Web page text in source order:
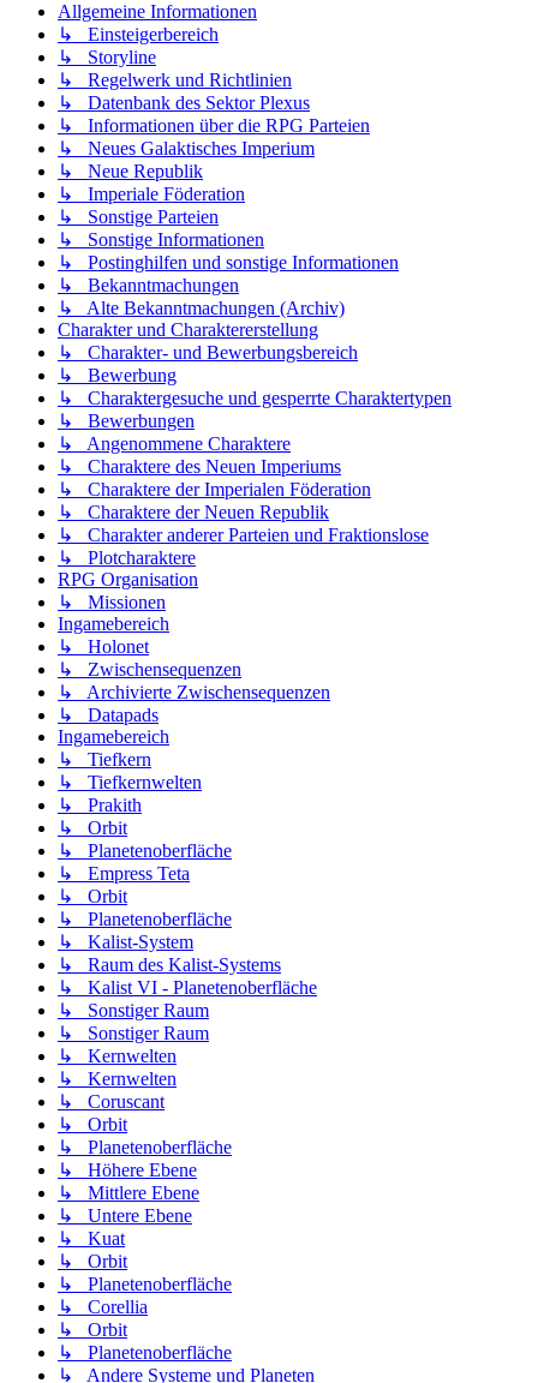
Allgemeine Informationen
↳ Einsteigerbereich
↳ Storyline
↳ Regelwerk und Richtlinien
↳ Datenbank des Sektor Plexus
↳ Informationen über die RPG Parteien
↳ Neues Galaktisches Imperium
↳ Neue Republik
↳ Imperiale Föderation
↳ Sonstige Parteien
↳ Sonstige Informationen
↳ Postinghilfen und sonstige Informationen
↳ Bekanntmachungen
↳ Alte Bekanntmachungen (Archiv)
Charakter und Charaktererstellung
↳ Charakter- und Bewerbungsbereich
↳ Bewerbung
↳ Charaktergesuche und gesperrte Charaktertypen
↳ Bewerbungen
↳ Angenommene Charaktere
↳ Charaktere des Neuen Imperiums
↳ Charaktere der Imperialen Föderation
↳ Charaktere der Neuen Republik
↳ Charakter anderer Parteien und Fraktionslose
↳ Plotcharaktere
RPG Organisation
↳ Missionen
Ingamebereich
↳ Holonet
↳ Zwischensequenzen
↳ Archivierte Zwischensequenzen
↳ Datapads
Ingamebereich
↳ Tiefkern
↳ Tiefkernwelten
↳ Prakith
↳ Orbit
↳ Planetenoberfläche
↳ Empress Teta
↳ Orbit
↳ Planetenoberfläche
↳ Kalist-System
↳ Raum des Kalist-Systems
↳ Kalist VI - Planetenoberfläche
↳ Sonstiger Raum
↳ Sonstiger Raum
↳ Kernwelten
↳ Kernwelten
↳ Coruscant
↳ Orbit
↳ Planetenoberfläche
↳ Höhere Ebene
↳ Mittlere Ebene
↳ Untere Ebene
↳ Kuat
↳ Orbit
↳ Planetenoberfläche
↳ Corellia
↳ Orbit
↳ Planetenoberfläche
↳ Andere Systeme und Planeten